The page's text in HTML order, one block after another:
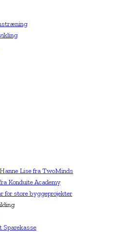
Lise fra TwoMinds
Konduite Academy
for store byggeprojekter
Sparekasse